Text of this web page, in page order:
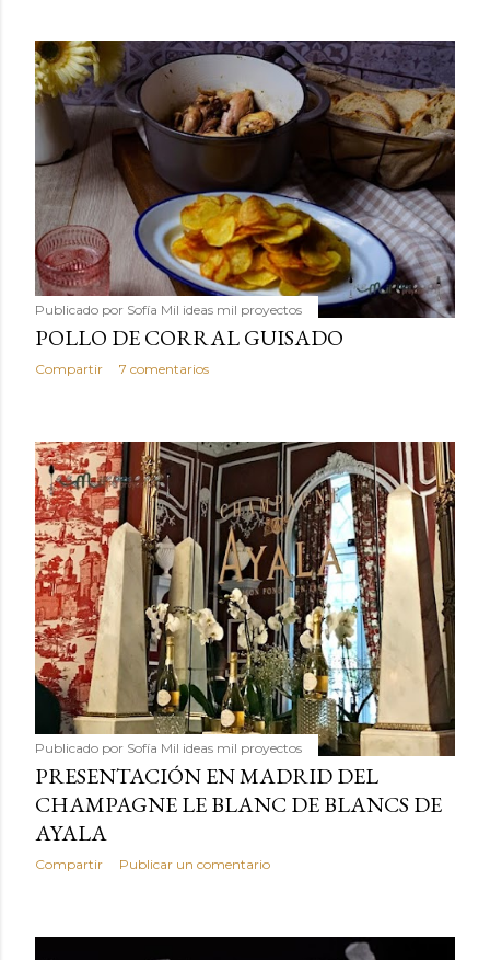
Publicado por Sofía Mil ideas mil proyectos
POLLO DE CORRAL GUISADO
Compartir 7 comentarios
Publicado por Sofía Mil ideas mil proyectos
PRESENTACIÓN EN MADRID DEL
CHAMPAGNE LE BLANC DE BLANCS DE
AYALA
Compartir Publicar un comentario